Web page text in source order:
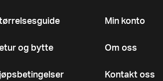
og bytte
Min konto
Om oss
Kontakt oss